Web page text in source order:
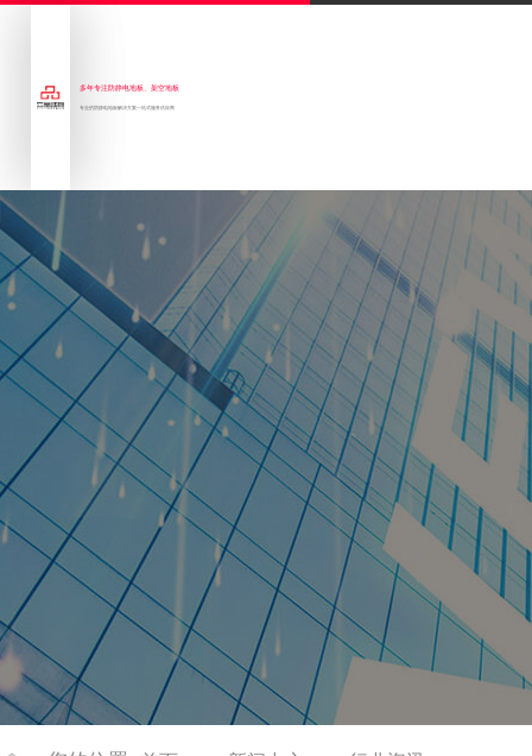
多年专注防静电地板、架空地板
专业的防静电地板解决方案一站式服务供应商